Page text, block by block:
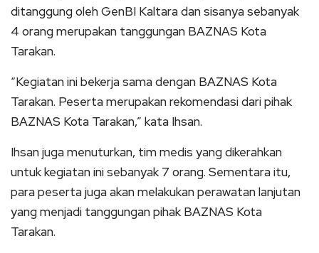
ditanggung oleh GenBI Kaltara dan sisanya sebanyak
4 orang merupakan tanggungan BAZNAS Kota
Tarakan.
“Kegiatan ini bekerja sama dengan BAZNAS Kota
Tarakan. Peserta merupakan rekomendasi dari pihak
BAZNAS Kota Tarakan,” kata Ihsan.
Ihsan juga menuturkan, tim medis yang dikerahkan
untuk kegiatan ini sebanyak 7 orang. Sementara itu,
para peserta juga akan melakukan perawatan lanjutan
yang menjadi tanggungan pihak BAZNAS Kota
Tarakan.